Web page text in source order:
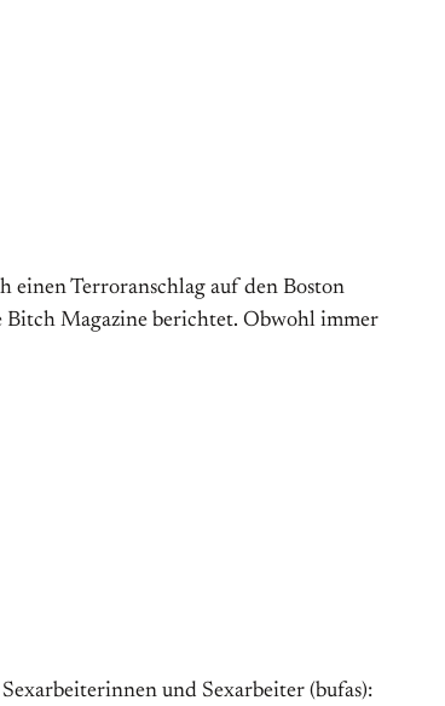
Terroranschlag auf den Boston
Bitch Magazine berichtet. Obwohl immer
und Sexarbeiter (bufas):